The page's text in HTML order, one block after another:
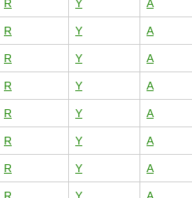
R Y A
R Y A
R Y A
R Y A
R Y A
R Y A
R Y A